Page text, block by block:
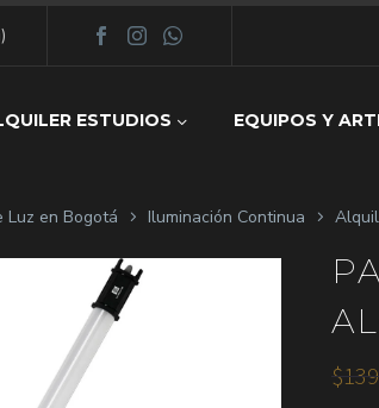
ESTUDIOS EQUIPOS Y
Luz en Bogotá Iluminación Continua
$